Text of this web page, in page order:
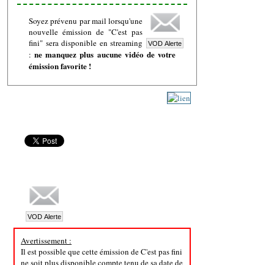
Soyez prévenu par mail lorsqu'une
nouvelle émission de "C'est pas
fini" sera disponible en streaming
:ne manquez plus aucune vidéo de votre
émission favorite !
Avertissement :
Il est possible que cette émission de C'est pas fini
ne soit plus disponible compte tenu de sa date de